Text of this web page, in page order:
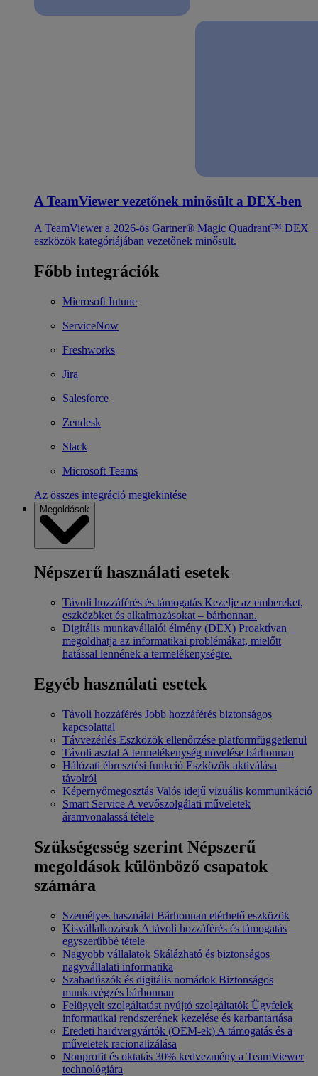
A TeamViewer vezetőnek minősült a DEX-ben
A TeamViewer a 2026-ös Gartner® Magic Quadrant™ DEX
eszközök kategóriájában vezetőnek minősült.
Főbb integrációk
Microsoft Intune
ServiceNow
Freshworks
Jira
Salesforce
Zendesk
Slack
Microsoft Teams
Az összes integráció megtekintése
Megoldások
Népszerű használati esetek
Távoli hozzáférés és támogatás Kezelje az embereket,
eszközöket és alkalmazásokat – bárhonnan.
Digitális munkavállalói élmény (DEX) Proaktívan
megoldhatja az informatikai problémákat, mielőtt
hatással lennének a termelékenységre.
Egyéb használati esetek
Távoli hozzáférés Jobb hozzáférés biztonságos
kapcsolattal
Távvezérlés Eszközök ellenőrzése platformfüggetlenül
Távoli asztal A termelékenység növelése bárhonnan
Hálózati ébresztési funkció Eszközök aktiválása
távolról
Képernyőmegosztás Valós idejű vizuális kommunikáció
Smart Service A vevőszolgálati műveletek
áramvonalassá tétele
Szükségesség szerint Népszerű
megoldások különböző csapatok
számára
Személyes használat Bárhonnan elérhető eszközök
Kisvállalkozások A távoli hozzáférés és támogatás
egyszerűbbé tétele
Nagyobb vállalatok Skálázható és biztonságos
nagyvállalati informatika
Szabadúszók és digitális nomádok Biztonságos
munkavégzés bárhonnan
Felügyelt szolgáltatást nyújtó szolgáltatók Ügyfelek
informatikai rendszerének kezelése és karbantartása
Eredeti hardvergyártók (OEM-ek) A támogatás és a
műveletek racionalizálása
Nonprofit és oktatás 30% kedvezmény a TeamViewer
technológiára